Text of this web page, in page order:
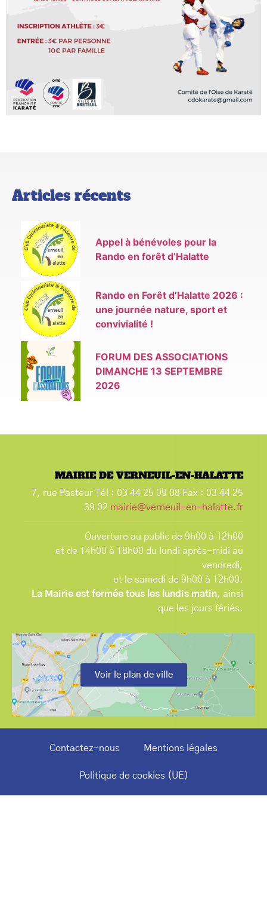
Articles récents
Appel à bénévoles pour la
Rando en forêt d’Halatte
Rando en Forêt d’Halatte 2026 :
une journée nature, sport et
convivialité !
FORUM DES ASSOCIATIONS
DIMANCHE 13 SEPTEMBRE
2026
MAIRIE DE VERNEUIL-EN-HALATTE
7, rue Pasteur Tél : 03 44 25 09 08 Fax : 03 44 25
39 02 mairie@verneuil-en-halatte.fr
Ouverture au public de 9h00 à 12h00
et de 14h00 à 18h00 du lundi après-midi au
vendredi,
et le samedi de 9h00 à 12h00.
La Mairie est fermée tous les lundis matin, ainsi
que les jours fériés.
Voir le plan de ville
Contactez-nous Mentions légales
Politique de cookies (UE)